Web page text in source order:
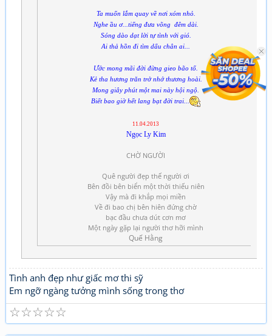
Ta muốn lắm quay về nơi xóm nhỏ.
Nghe ầu ơ...tiếng đưa võng đêm dài.
Sóng dào dạt lời tự tình với gió.
Ai thả hồn đi tìm dấu chân ai...
Ước mong mãi đời đừng gieo bão tố.
Kẻ tha hương trăn trở nhớ thương hoài.
Mong giây phút một mai này hội ngộ.
Biết bao giờ hết lang bạt đời trai...
11.04.2013
Ngọc Ly Kim
CHỜ NGƯỜI
Quê người đẹp thế người ơi
Bên đồi bên biển một thời thiếu niên
Vậy mà đi khắp mọi miền
Về đi bao chị bên hiên đứng chờ
bạc đầu chưa dút cơn mơ
Một ngày gặp lại người thơ hỡi mình
Quế Hằng
Tình anh đẹp như giấc mơ thi sỹ
Em ngỡ ngàng tưởng mình sống trong thơ
☆
☆
☆
☆
☆